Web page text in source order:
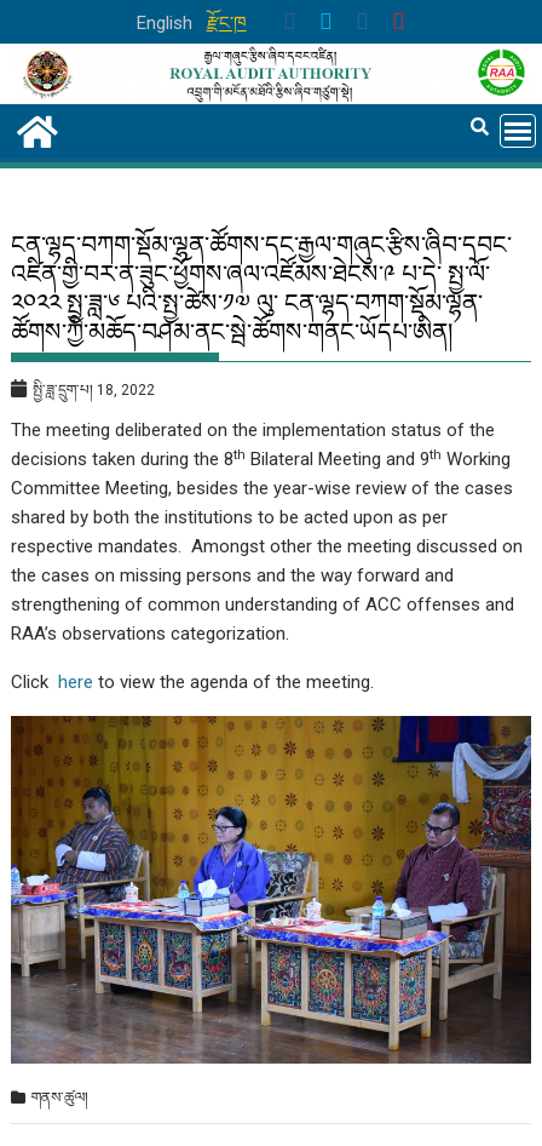
to
content
English རྫོང་ཁ
ངན་ལྷད་བཀག་སྡོམ་ལྷན་ཚོགས་དང་རྒྱལ་གཞུང་རྩིས་ཞིབ་དབང་
འཛིན་གྱི་བར་ན་ཟུང་ཕྱོགས་ཞལ་འཛོམས་ཐེངས་༩ པ་དེ་ སྤྱ་ལོ་
༢༠༢༢ སྤྱ་ཟླ་༦ པའི་སྤྱ་ཚེས་༡༧ ལུ་ ངན་ལྷད་བཀག་སྡོམ་ལྷན་
ཚོགས་ཀྱི་མཆོད་བཤམ་ནང་སྦེ་ཚོགས་གནང་ཡོདཔ་ཨིན།
སྤྱི་ཟླ་དྲུག་པ། 18, 2022
The meeting deliberated on the implementation status of the
decisions taken during the 8th Bilateral Meeting and 9th Working
Committee Meeting, besides the year-wise review of the cases
shared by both the institutions to be acted upon as per
respective mandates. Amongst other the meeting discussed on
the cases on missing persons and the way forward and
strengthening of common understanding of ACC offenses and
RAA’s observations categorization.
Clickhere to view the agenda of the meeting.
གནས་ཚུལ།